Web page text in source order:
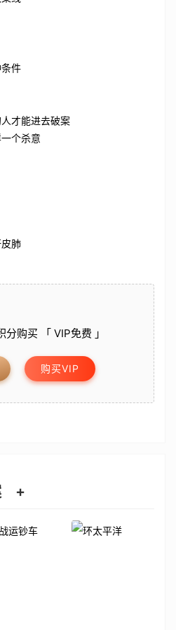
件
才能进去破案
个杀意
肺
分购买 「 VIP免费 」
购买VIP
+